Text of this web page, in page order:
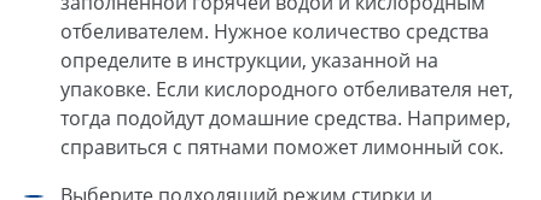
отбеливателем. Нужное количество средства
определите в инструкции, указанной на
упаковке. Если кислородного отбеливателя нет,
тогда подойдут домашние средства. Например,
справиться с пятнами поможет лимонный сок.